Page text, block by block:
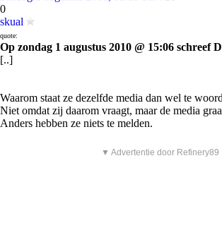
0
skual
quote:
Op zondag 1 augustus 2010 @ 15:06 schreef
[..]
Waarom staat ze dezelfde media dan wel te
Niet omdat zij daarom vraagt, maar de media
Anders hebben ze niets te melden.
▼ Advertentie door Refinery89